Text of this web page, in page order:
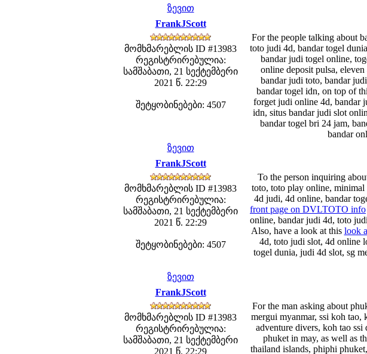
ზევით
FrankJScott
მომხმარებლის ID #13983
რეგისტრირებულია:
სამშაბათი, 21 სექტემბერი
2021 წ. 22:29
შეტყობინებები: 4507
For the people talking about
toto judi 4d, bandar togel
bandar judi togel online,
online deposit pulsa,
bandar judi toto, bandar
bandar togel idn, on top of
forget judi online 4d, bandar
idn, situs bandar judi slot
bandar togel bri 24 jam,
bandar
ზევით
FrankJScott
მომხმარებლის ID #13983
რეგისტრირებულია:
სამშაბათი, 21 სექტემბერი
2021 წ. 22:29
შეტყობინებები: 4507
To the person inquiring
toto, toto play online,
4d judi, 4d online, bandar
front page on DVLTOTO info
online, bandar judi 4d, toto
Also, have a look at this look
4d, toto judi slot, 4d online
togel dunia, judi 4d slot, sg
ზევით
FrankJScott
მომხმარებლის ID #13983
რეგისტრირებულია:
სამშაბათი, 21 სექტემბერი
2021 წ. 22:29
For the man asking about
mergui myanmar, ssi koh
adventure divers, koh tao
phuket in may, as well as
thailand islands, phiphi